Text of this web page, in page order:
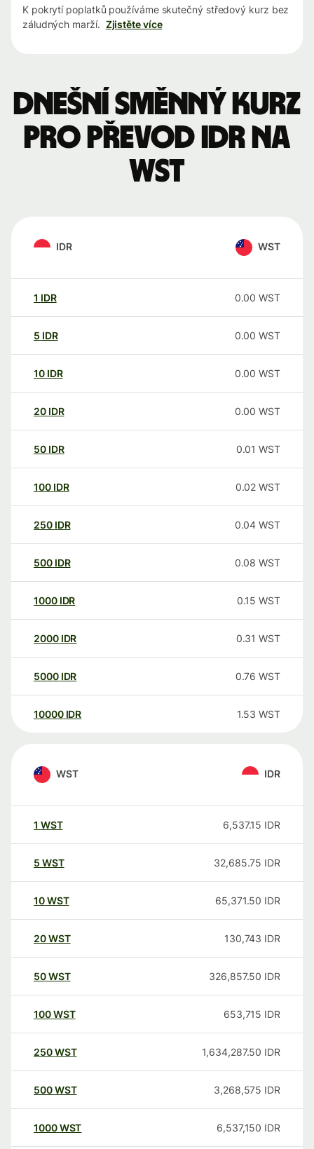
K pokrytí poplatků používáme skutečný středový kurz bez
záludných marží. Zjistěte více
Dnešní směnný kurz
pro převod IDR na
WST
IDR WST
1 IDR 0.00 WST
5 IDR 0.00 WST
10 IDR 0.00 WST
20 IDR 0.00 WST
50 IDR 0.01 WST
100 IDR 0.02 WST
250 IDR 0.04 WST
500 IDR 0.08 WST
1000 IDR 0.15 WST
2000 IDR 0.31 WST
5000 IDR 0.76 WST
10000 IDR 1.53 WST
WST IDR
1 WST 6,537.15 IDR
5 WST 32,685.75 IDR
10WST 65,371.50 IDR
20WST 130,743 IDR
50WST 326,857.50 IDR
100WST 653,715 IDR
250WST 1,634,287.50 IDR
500WST 3,268,575 IDR
1000WST 6,537,150 IDR